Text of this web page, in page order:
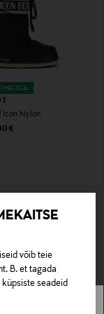
võib teie
B. et tagada
seadeid
Icon Nylon
Price
€